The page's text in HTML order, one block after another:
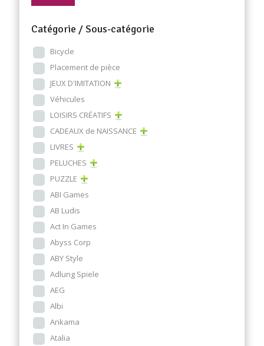
Catégorie / Sous-catégorie
Bicycle
Placement de pièce
JEUX D'IMITATION
Véhicules
LOISIRS CRÉATIFS
CADEAUX de NAISSANCE
LIVRES
PELUCHES
PUZZLE
ABI Games
AB Ludis
Act In Games
Abyss Corp
ABY Style
Adlung Spiele
AEG
Albi
Ankama
Atalia